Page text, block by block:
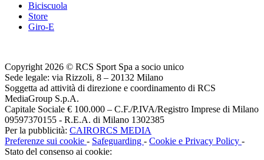
Biciscuola
Store
Giro-E
Copyright 2026 © RCS Sport Spa a socio unico
Sede legale: via Rizzoli, 8 – 20132 Milano
Soggetta ad attività di direzione e coordinamento di RCS
MediaGroup S.p.A.
Capitale Sociale € 100.000 – C.F./P.IVA/Registro Imprese di Milano
09597370155 - R.E.A. di Milano 1302385
Per la pubblicità: CAIRORCS MEDIA
Preferenze sui cookie - Safeguarding - Cookie e Privacy Policy -
Stato del consenso ai cookie: